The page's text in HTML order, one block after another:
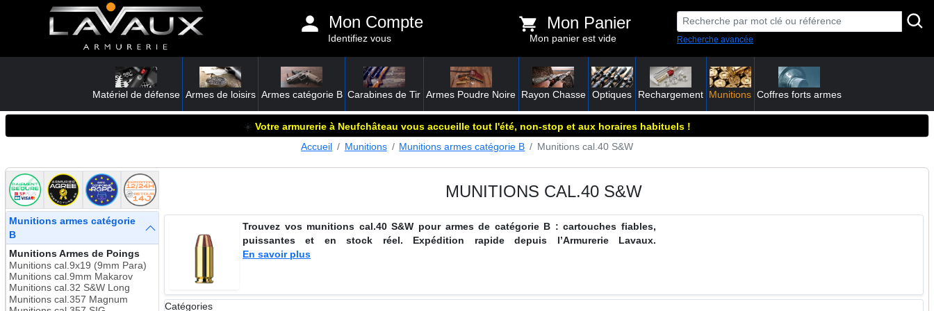
Mon Compte
Identifiez vous
Mon Panier
Mon panier est vide Recherche avancée
Matériel de défense Armes de loisirs Armes catégorie B Carabines de Tir Armes Poudre Noire Rayon Chasse Optiques Rechargement Munitions Coffres forts armes
☀️ Votre armurerie à Neufchâteau vous accueille tout l'été, non-stop et aux horaires habituels !
Accueil
Munitions Munitions armes catégorie B Munitions cal.40 S&W
Munitions armes catégorie
B
Munitions Armes de Poings
Munitions cal.9x19 (9mm Para)
Munitions cal.9mm Makarov
Munitions cal.32 S&W Long
Munitions cal.357 Magnum
MUNITIONS CAL.40 S&W
Trouvez vos munitions cal.40 S&W pour armes de catégorie B : cartouches fiables,
puissantes et en stock réel. Expédition rapide depuis l’Armurerie Lavaux.
En savoir plus
Catégories